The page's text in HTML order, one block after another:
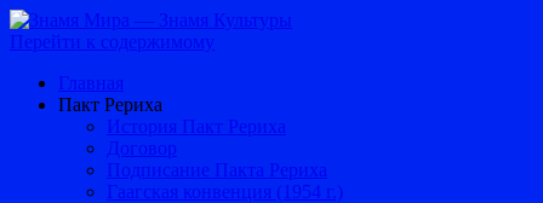
Перейти к содержимому
Главная
Пакт Рериха
История Пакт Рериха
Договор
Подписание Пакта Рериха
Гаагская конвенция (1954 г.)